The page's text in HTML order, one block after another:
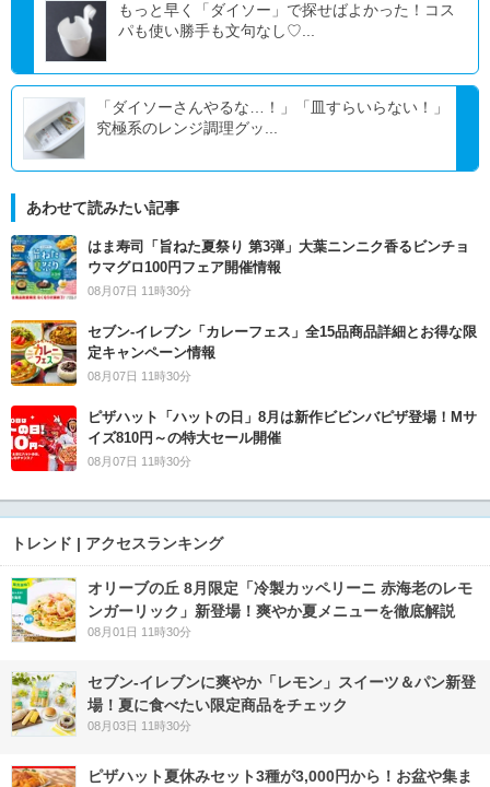
もっと早く「ダイソー」で探せばよかった！コス
パも使い勝手も文句なし♡...
「ダイソーさんやるな…！」「皿すらいらない！」
究極系のレンジ調理グッ...
あわせて読みたい記事
はま寿司「旨ねた夏祭り 第3弾」大葉ニンニク香るビンチョ
ウマグロ100円フェア開催情報
08月07日 11時30分
セブン‐イレブン「カレーフェス」全15品商品詳細とお得な限
定キャンペーン情報
08月07日 11時30分
ピザハット「ハットの日」8月は新作ビビンバピザ登場！Mサ
イズ810円～の特大セール開催
08月07日 11時30分
トレンド | アクセスランキング
オリーブの丘 8月限定「冷製カッペリーニ 赤海老のレモ
ンガーリック」新登場！爽やか夏メニューを徹底解説
08月01日 11時30分
セブン‐イレブンに爽やか「レモン」スイーツ＆パン新登
場！夏に食べたい限定商品をチェック
08月03日 11時30分
ピザハット夏休みセット3種が3,000円から！お盆や集ま